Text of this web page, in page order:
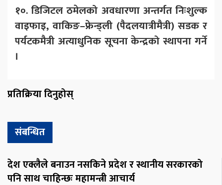
१०. डिजिटल ठमेलको अवधारणा अन्तर्गत निःशुल्क
वाइफाइ, वाकिङ–फ्रेन्ड्ली (पैदलयात्रीमैत्री) सडक र
पर्यटकमैत्री अत्याधुनिक सूचना केन्द्रको स्थापना गर्ने
।
प्रतिक्रिया दिनुहोस्
संबन्धित
देश एक्लैले बनाउन नसकिने प्रदेश र स्थानीय सरकारको
पनि साथ चाहिन्छः महामन्त्री आचार्य